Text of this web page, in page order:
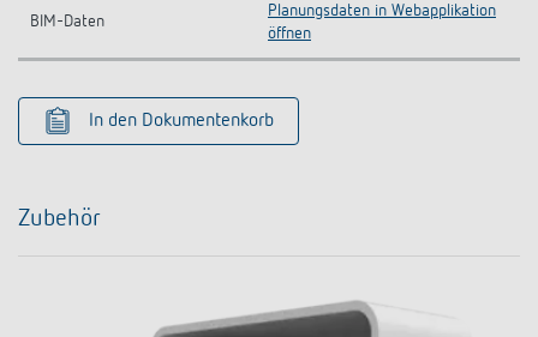
BIM-Daten
Planungsdaten in Webapplikation
öffnen
In den Dokumentenkorb
Zubehör